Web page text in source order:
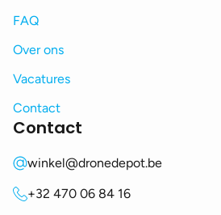
FAQ
Over ons
Vacatures
Contact
Contact
winkel@dronedepot.be
+32 470 06 84 16